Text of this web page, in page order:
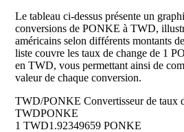
Le tableau ci-dessus présente un
conversions de PONKE à TWD,
américains selon différents montants
liste couvre les taux de change de 1
en TWD, vous permettant ainsi de
valeur de chaque conversion.
TWD/PONKE Convertisseur de taux
TWDPONKE
1 TWD1.92349659 PONKE